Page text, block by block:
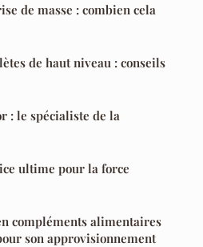
de masse : combien cela
de haut niveau : conseils
: le spécialiste de la
ultime pour la force
compléments alimentaires
son approvisionnement